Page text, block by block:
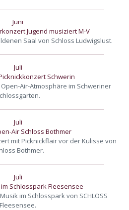
Juni
Jugend musiziert M-V
Saal von Schloss Ludwigslust.
Juli
Schwerin
Air-Atmosphäre im Schweriner
Juli
Air Schloss Bothmer
mit Picknickflair vor der Kulisse von
Bothmer.
Juli
Schlosspark Fleesensee
im Schlosspark von SCHLOSS
Fleesensee.